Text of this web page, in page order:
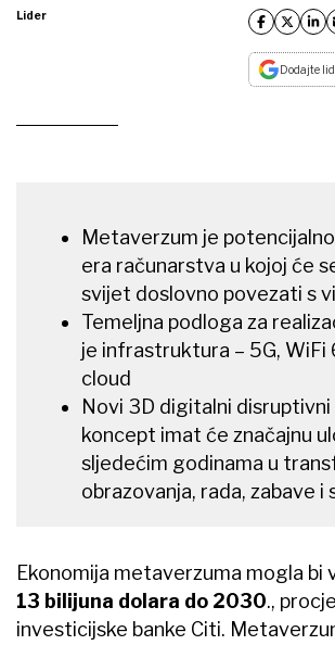
Lider
Dodajte
Metaverzum je
era računarstva u kojoj će
svijet doslovno povezati s
Temeljna podloga za
je infrastruktura – 5G, WiFi
cloud
Novi 3D digitalni
koncept imat će značajnu
sljedećim godinama u
obrazovanja, rada, zabave i
Ekonomija metaverzuma mogla bi
13 bilijuna dolara do 2030.,
investicijske banke Citi.